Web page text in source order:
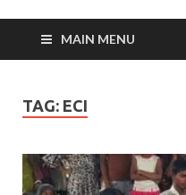
MAIN MENU
TAG: ECI